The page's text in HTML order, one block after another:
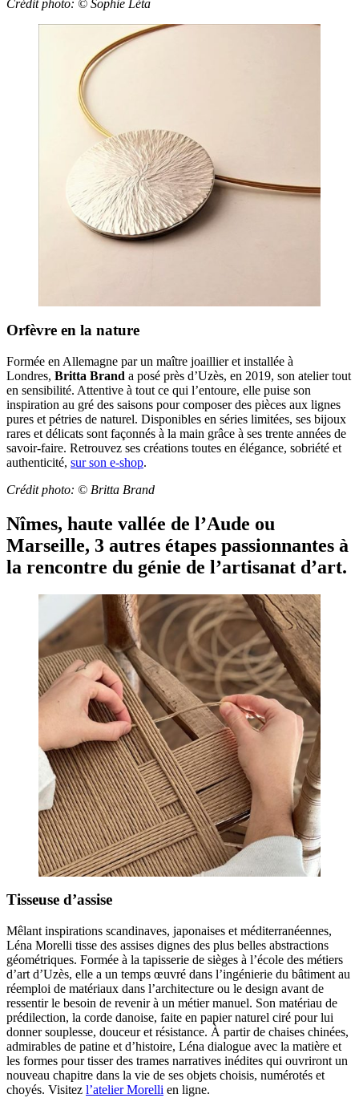
Crédit photo: © Sophie Léta
Orfèvre en la nature
Formée en Allemagne par un maître joaillier et installée à
Londres, Britta Brand a posé près d’Uzès, en 2019, son atelier tout
en sensibilité. Attentive à tout ce qui l’entoure, elle puise son
inspiration au gré des saisons pour composer des pièces aux lignes
pures et pétries de naturel. Disponibles en séries limitées, ses bijoux
rares et délicats sont façonnés à la main grâce à ses trente années de
savoir-faire. Retrouvez ses créations toutes en élégance, sobriété et
authenticité, sur son e-shop.
Crédit photo: © Britta Brand
Nîmes, haute vallée de l’Aude ou
Marseille, 3 autres étapes passionnantes à
la rencontre du génie de l’artisanat d’art.
Tisseuse d’assise
Mêlant inspirations scandinaves, japonaises et méditerranéennes,
Léna Morelli tisse des assises dignes des plus belles abstractions
géométriques. Formée à la tapisserie de sièges à l’école des métiers
d’art d’Uzès, elle a un temps œuvré dans l’ingénierie du bâtiment au
réemploi de matériaux dans l’architecture ou le design avant de
ressentir le besoin de revenir à un métier manuel. Son matériau de
prédilection, la corde danoise, faite en papier naturel ciré pour lui
donner souplesse, douceur et résistance. À partir de chaises chinées,
admirables de patine et d’histoire, Léna dialogue avec la matière et
les formes pour tisser des trames narratives inédites qui ouvriront un
nouveau chapitre dans la vie de ses objets choisis, numérotés et
choyés. Visitez l’atelier Morelli en ligne.